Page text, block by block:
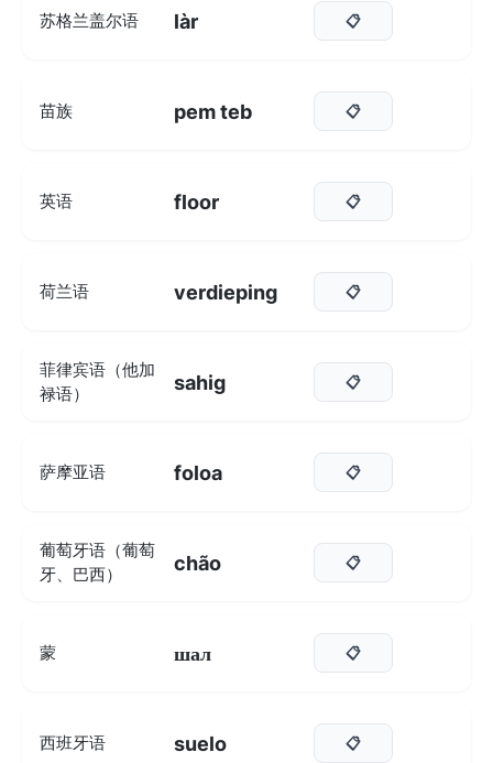
苏格兰盖尔语 làr 📋
苗族 pem teb 📋
英语 floor 📋
荷兰语 verdieping 📋
菲律宾语（他加
禄语）
sahig 📋
萨摩亚语 foloa 📋
葡萄牙语（葡萄
牙、巴西）
chão 📋
蒙 шал 📋
西班牙语 suelo 📋